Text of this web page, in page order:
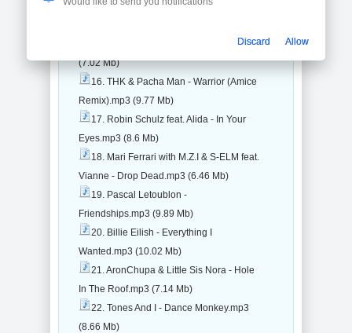
Supalonely.mp3 (9.18 Mb)
15. Topic & A7S - Breaking Me.mp3
(7.02 Mb)
16. THK & Pacha Man - Warrior (Amice
Remix).mp3 (9.77 Mb)
17. Robin Schulz feat. Alida - In Your
Eyes.mp3 (8.6 Mb)
18. Mari Ferrari with M.Z.I & S-ELM feat.
Vianne - Drop Dead.mp3 (6.46 Mb)
19. Pascal Letoublon -
Friendships.mp3 (9.89 Mb)
20. Billie Eilish - Everything I
Wanted.mp3 (10.02 Mb)
21. AronChupa & Little Sis Nora - Hole
In The Roof.mp3 (7.14 Mb)
22. Tones And I - Dance Monkey.mp3
(8.66 Mb)
Discard Allow